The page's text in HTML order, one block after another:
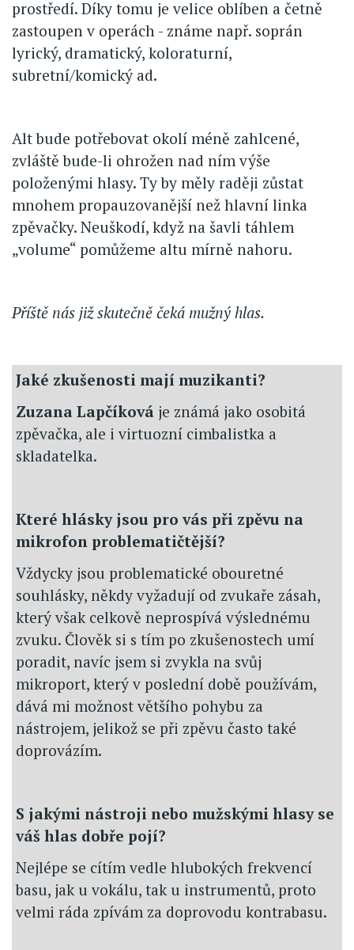
prostředí. Díky tomu je velice oblíben a četně
zastoupen v operách - známe např. soprán
lyrický, dramatický, koloraturní,
subretní/komický ad.
Alt bude potřebovat okolí méně zahlcené,
zvláště bude-li ohrožen nad ním výše
položenými hlasy. Ty by měly raději zůstat
mnohem propauzovanější než hlavní linka
zpěvačky. Neuškodí, když na šavli táhlem
„volume“ pomůžeme altu mírně nahoru.
Příště nás již skutečně čeká mužný hlas.
Jaké zkušenosti mají muzikanti?
Zuzana Lapčíková je známá jako osobitá
zpěvačka, ale i virtuozní cimbalistka a
skladatelka.
Které hlásky jsou pro vás při zpěvu na
mikrofon problematičtější?
Vždycky jsou problematické obouretné
souhlásky, někdy vyžadují od zvukaře zásah,
který však celkově neprospívá výslednému
zvuku. Člověk si s tím po zkušenostech umí
poradit, navíc jsem si zvykla na svůj
mikroport, který v poslední době používám,
dává mi možnost většího pohybu za
nástrojem, jelikož se při zpěvu často také
doprovázím.
S jakými nástroji nebo mužskými hlasy se
váš hlas dobře pojí?
Nejlépe se cítím vedle hlubokých frekvencí
basu, jak u vokálu, tak u instrumentů, proto
velmi ráda zpívám za doprovodu kontrabasu.